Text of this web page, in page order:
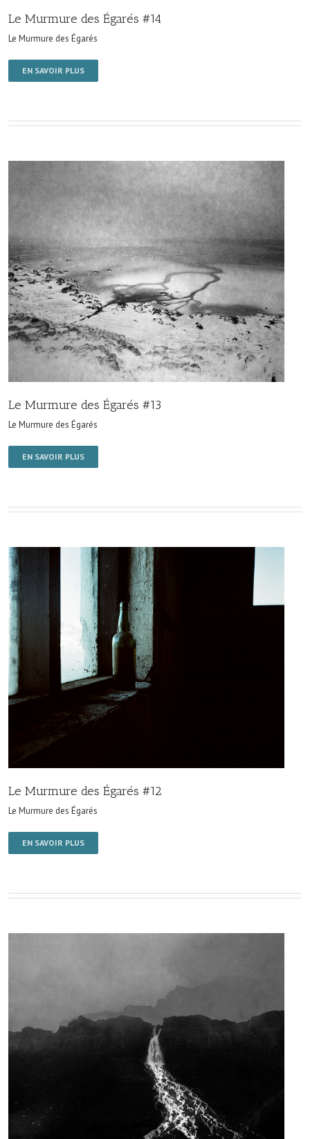
Le Murmure des Égarés #14
Le Murmure des Égarés
EN SAVOIR PLUS
Le Murmure des Égarés #13
Le Murmure des Égarés
EN SAVOIR PLUS
Le Murmure des Égarés #12
Le Murmure des Égarés
EN SAVOIR PLUS